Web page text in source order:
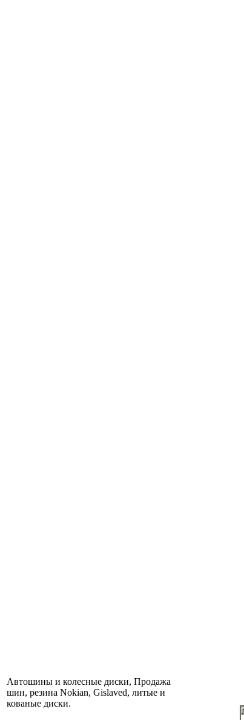
Автошины и колесные диски, Продажа
шин, резина Nokian, Gislaved, литые и
кованые диски.